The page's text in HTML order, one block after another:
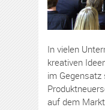
In vielen
kreativen
im Gegensatz
auf dem